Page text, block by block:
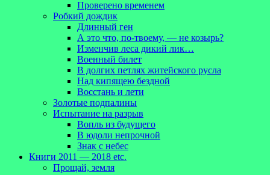
Проверено временем
Робкий дождик
Длинный ген
А это что, по-твоему, — не козырь?
Изменчив леса дикий лик…
Военный билет
В долгих петлях житейского русла
Над кипящею бездной
Восстань и лети
Золотые подпалины
Испытание на разрыв
Вопль из будущего
В юдоли непрочной
Знак с небес
Книги 2011 — 2018 etc.
Прощай, земля